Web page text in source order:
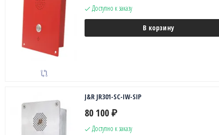
Доступно к заказу
В корзину
J&R JR301-SC-IW-SIP
80 100 ₽
Доступно к заказу